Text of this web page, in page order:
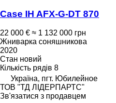
Case IH AFX-G-DT 870
22 000 € ≈ 1 132 000 грн
Жниварка соняшникова
2020
Стан новий
Кількість рядів 8
Україна, пгт. Юбилейное
ТОВ "ТД ЛІДЕРПАРТС"
Зв'язатися з продавцем